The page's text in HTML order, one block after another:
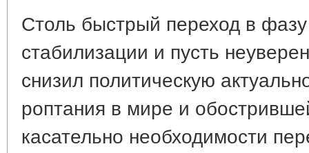
Столь быстрый переход в
стабилизации и пусть
снизил политическую
роптания в мире и
касательно необходимости